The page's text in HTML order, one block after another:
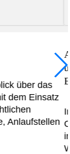
geeigneter
in
sich über
zeigt die
Elektrolyse in